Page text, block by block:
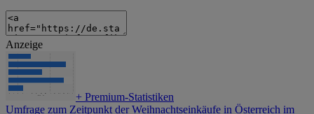
Anzeige
+ Premium-Statistiken
Umfrage zum Zeitpunkt der Weihnachtseinkäufe in Österreich im